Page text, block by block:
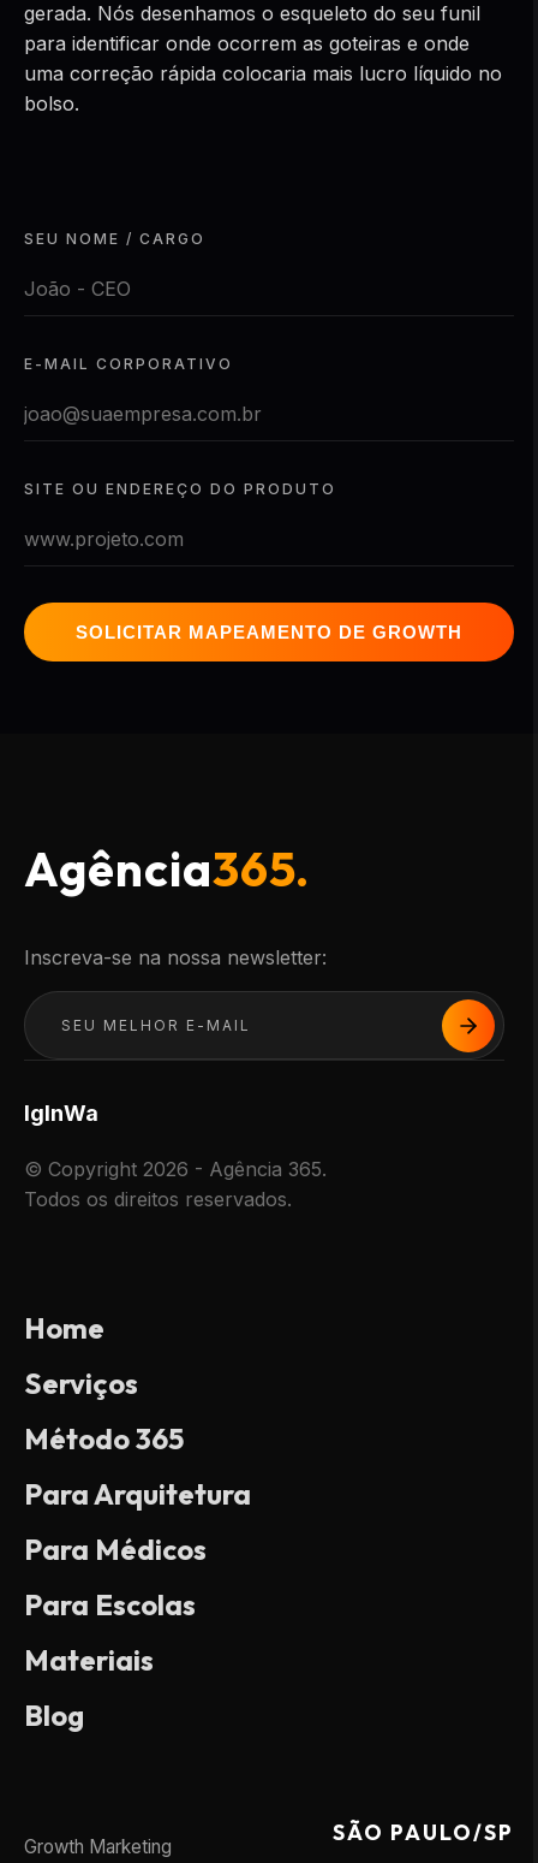
gerada. Nós desenhamos o esqueleto do seu funil
para identificar onde ocorrem as goteiras e onde
uma correção rápida colocaria mais lucro líquido no
bolso.
SEU NOME / CARGO
E-MAIL CORPORATIVO
SITE OU ENDEREÇO DO PRODUTO
SOLICITAR MAPEAMENTO DE GROWTH
Agência365.
Inscreva-se na nossa newsletter:
IgInWa
© Copyright 2026 - Agência 365.
Todos os direitos reservados.
Home
Serviços
Método 365
Para Arquitetura
Para Médicos
Para Escolas
Materiais
Blog
Growth Marketing
SÃO PAULO/SP